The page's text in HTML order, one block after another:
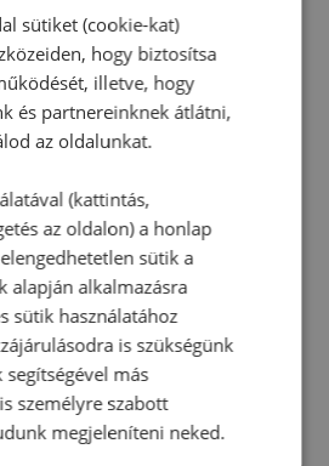
érkezett hozzászólás.
jelentkezz be!
sütiket (cookie-kat)
hogy biztosítsa
illetve, hogy
és partnereinknek átlátni,
az oldalunkat.
(kattintás,
az oldalon) a honlap
sütik a
alapján alkalmazásra
sütik használatához
is szükségünk
segítségével más
személyre szabott
megjeleníteni neked.